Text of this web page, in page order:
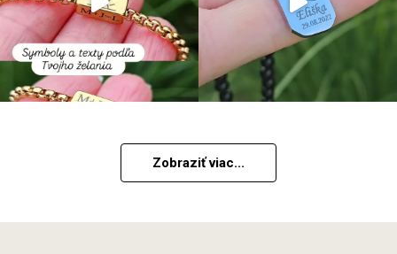
Zobraziť viac...